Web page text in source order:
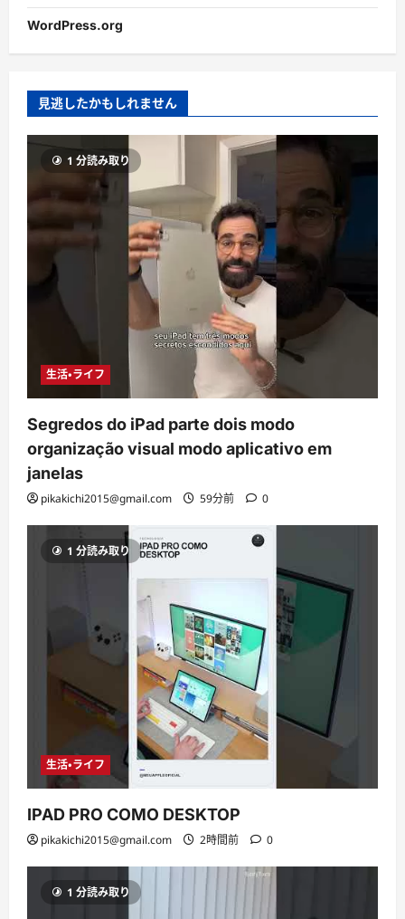
WordPress.org
見逃したかもしれません
1 分読み取り
生活・ライフ
Segredos do iPad parte dois modo
organização visual modo aplicativo em
janelas
pikakichi2015@gmail.com 59分前 0
1 分読み取り
生活・ライフ
IPAD PRO COMO DESKTOP
pikakichi2015@gmail.com 2時間前 0
1 分読み取り